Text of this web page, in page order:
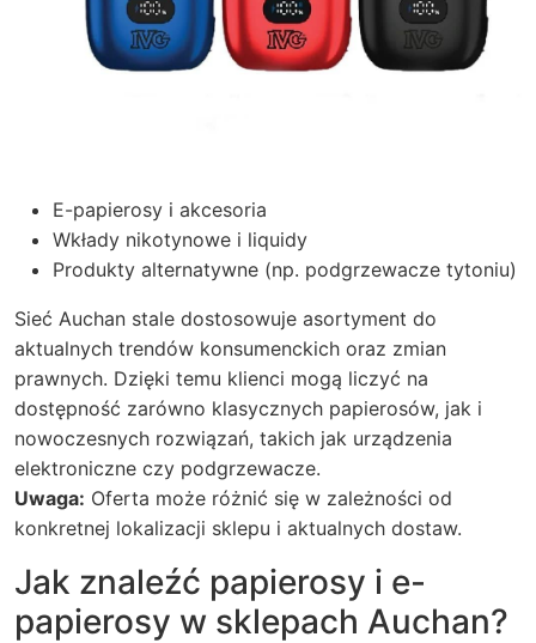
E-papierosy i akcesoria
Wkłady nikotynowe i liquidy
Produkty alternatywne (np. podgrzewacze tytoniu)
Sieć Auchan stale dostosowuje asortyment do
aktualnych trendów konsumenckich oraz zmian
prawnych. Dzięki temu klienci mogą liczyć na
dostępność zarówno klasycznych papierosów, jak i
nowoczesnych rozwiązań, takich jak urządzenia
elektroniczne czy podgrzewacze.
Uwaga: Oferta może różnić się w zależności od
konkretnej lokalizacji sklepu i aktualnych dostaw.
Jak znaleźć papierosy i e-
papierosy w sklepach Auchan?